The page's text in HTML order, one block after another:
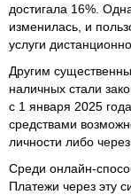
достигала 16%.
изменилась, и
услуги
Другим
наличных стали
с 1 января 2025
средствами
личности либо через
Среди онлайн-
Платежи через эту